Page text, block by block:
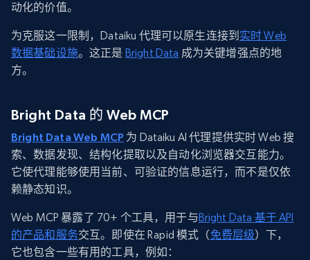
动化的价值。
为克服这一限制，Dataiku 代理可以原生连接到 实时 Web
数据基础设施。这正是 Bright Data 成为关键增强点的地
方。
Bright Data 的 Web MCP
Bright Data Web MCP 为 Dataiku AI 代理提供实时 Web 搜
索、数据发现、结构化提取以及自动化浏览器交互能力。
它使代理能够使用当前、可验证的信息运行，而不是仅依
赖静态知识。
Web MCP 暴露了 70+ 个工具，用于与Bright Data 基于 API
的产品和服务交互。即使在 Rapid 模式（免费层级）下，
它也包含一些有用的工具，例如：